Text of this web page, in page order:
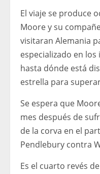
El viaje se produce
Moore y su
visitaran Alemania
especializado en
hasta dónde está
estrella para
Se espera que
mes después de
de la corva en el
Pendlebury contra
Es el cuarto revés